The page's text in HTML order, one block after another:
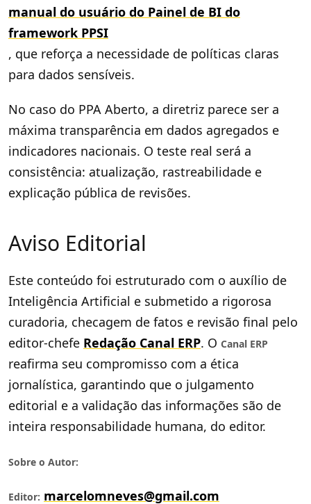
manual do usuário do Painel de BI do
framework PPSI
, que reforça a necessidade de políticas claras
para dados sensíveis.
No caso do PPA Aberto, a diretriz parece ser a
máxima transparência em dados agregados e
indicadores nacionais. O teste real será a
consistência: atualização, rastreabilidade e
explicação pública de revisões.
Aviso Editorial
Este conteúdo foi estruturado com o auxílio de
Inteligência Artificial e submetido a rigorosa
curadoria, checagem de fatos e revisão final pelo
editor-chefe Redação Canal ERP. O Canal ERP
reafirma seu compromisso com a ética
jornalística, garantindo que o julgamento
editorial e a validação das informações são de
inteira responsabilidade humana, do editor.
Sobre o Autor:
Editor: marcelomneves@gmail.com